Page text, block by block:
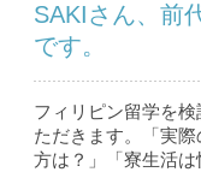
SAKIさん、前
です。
フィリピン留学を
ただきます。「実
方は？」「寮生活